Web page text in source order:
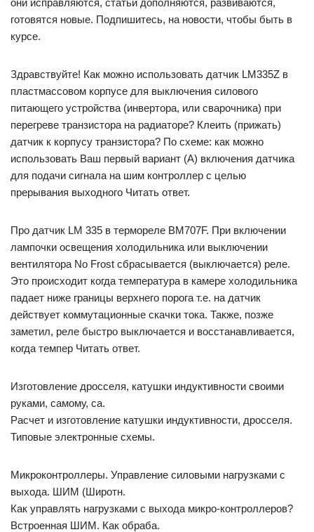
они исправляются, статьи дополняются, развиваются,
готовятся новые. Подпишитесь, на новости, чтобы быть в
курсе.
Здравствуйте! Как можно использовать датчик LМ335Z в
пластмассовом корпусе для выключения силового
питающего устройства (инвертора, или сварочника) при
перегреве транзистора на радиаторе? Клеить (прижать)
датчик к корпусу транзистора? По схеме: как можно
использовать Ваш первый вариант (А) включения датчика
для подачи сигнала на шим контроллер с целью
прерывания выходного Читать ответ.
Про датчик LM 335 в термореле ВМ707F. При включении
лампочки освещения холодильника или выключении
вентилятора No Frost сбрасывается (выключается) реле.
Это происходит когда температура в камере холодильника
падает ниже границы верхнего порога т.е. на датчик
действует коммутационные скачки тока. Также, позже
заметил, реле быстро выключается и восстанавливается,
когда темпер Читать ответ.
Изготовление дросселя, катушки индуктивности своими
руками, самому, са.
Расчет и изготовление катушки индуктивности, дросселя.
Типовые электронные схемы.
Микроконтроллеры. Управление силовыми нагрузками с
выхода. ШИМ (Широтн.
Как управлять нагрузками с выхода микро-контроллеров?
Встроенная ШИМ. Как обраба.